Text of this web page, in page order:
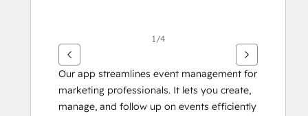
1/4
Our app streamlines event management for
marketing professionals. It lets you create,
manage, and follow up on events efficiently